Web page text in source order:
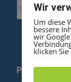
PRODUKTE
Wir
Um diese
bessere
wir
klicken